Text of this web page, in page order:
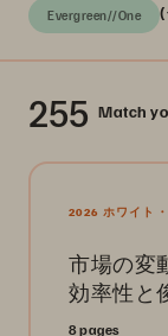
Evergreen//One
255 Match
2026 ホワイト
市場の変
効率性と
8 pages